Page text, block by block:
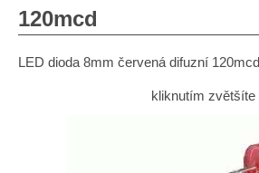
120mcd
LED dioda 8mm červená difuzní 120mcd
kliknutím zvětšíte